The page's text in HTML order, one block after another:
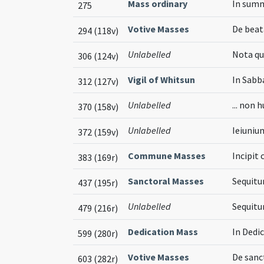
275 Mass ordinary In
294 (118v) Votive Masses De
306 (124v) Unlabelled Nota
312 (127v) Vigil of Whitsun In
370 (158v) Unlabelled ... non
372 (159v) Unlabelled
383 (169r) Commune Masses Incipit
437 (195r) Sanctoral Masses
479 (216r) Unlabelled
599 (280r) Dedication Mass In
603 (282r) Votive Masses De